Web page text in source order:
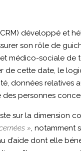
développé et
son rôle de
médico-sociale
de cette date, le
données relatives
personnes
sur la dimension
», notamment
d’aide dont elle